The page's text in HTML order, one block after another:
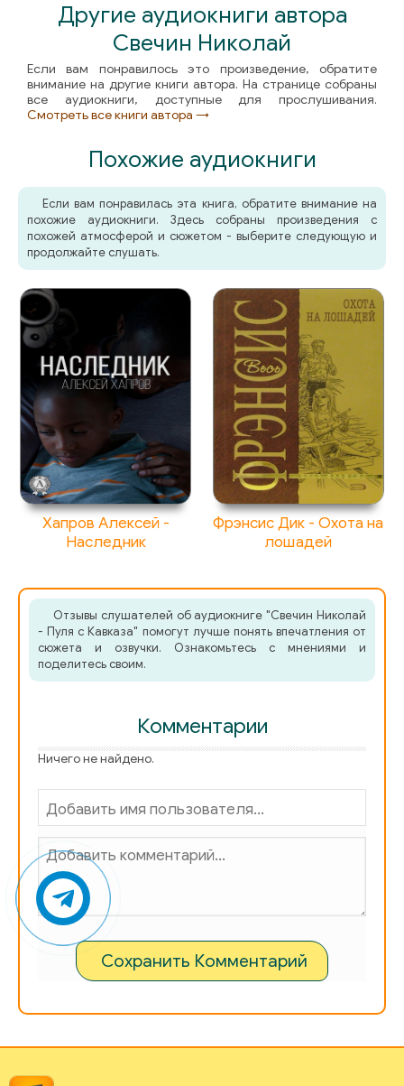
Другие аудиокниги автора
Свечин Николай
Если вам понравилось это произведение, обратите
внимание на другие книги автора. На странице собраны
все аудиокниги, доступные для прослушивания.
Смотреть все книги автора →
Похожие аудиокниги
Если вам понравилась эта книга, обратите внимание на
похожие аудиокниги. Здесь собраны произведения с
похожей атмосферой и сюжетом - выберите следующую и
продолжайте слушать.
Хапров Алексей -
Наследник
Фрэнсис Дик - Охота на
лошадей
Отзывы слушателей об аудиокниге "Свечин Николай
- Пуля с Кавказа" помогут лучше понять впечатления от
сюжета и озвучки. Ознакомьтесь с мнениями и
поделитесь своим.
Комментарии
Ничего не найдено.
Сохранить Комментарий